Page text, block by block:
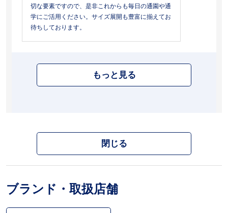
切な要素ですので、是非これからも毎日の通園や通
学にご活用ください。サイズ展開も豊富に揃えてお
待ちしております。
もっと見る
閉じる
ブランド・取扱店舗